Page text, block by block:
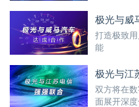
打造极致
能
双方将在
面展开深